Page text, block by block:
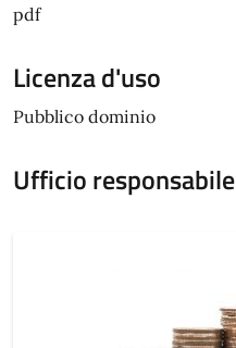
pdf
Licenza d'uso
Pubblico dominio
Ufficio responsabile